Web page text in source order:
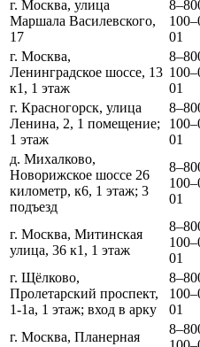
г. Москва, улица
Маршала Василевского,
17
01
г. Москва,
Ленинградское шоссе, 13
к1, 1 этаж
01
г. Красногорск, улица
Ленина, 2, 1 помещение;
1 этаж
01
д. Михалково,
Новорижское шоссе 26
километр, к6, 1 этаж; 3
подъезд
01
г. Москва, Митинская
улица, 36 к1, 1 этаж
01
г. Щёлково,
Пролетарский проспект,
1-1а, 1 этаж; вход в арку
01
г. Москва, Планерная